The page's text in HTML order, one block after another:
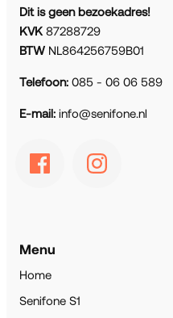
Dit is geen bezoekadres!
KVK 87288729
BTW NL864256759B01
Telefoon: 085 - 06 06 589
E-mail: info@senifone.nl
Menu
Home
Senifone S1